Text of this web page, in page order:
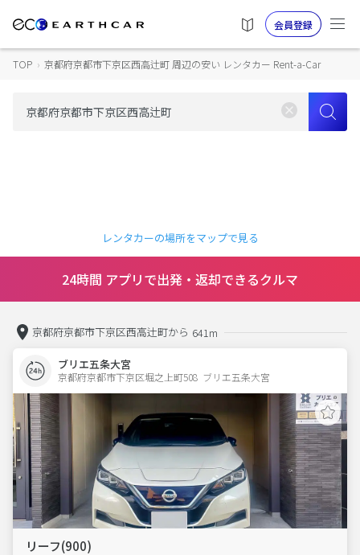
会員登録
TOP › 京都府京都市下京区西高辻町 周辺の安い レンタカー Rent-a-Car
レンタカーの場所をマップで見る
24時間 アプリで出発・返却できるクルマ
京都府京都市下京区西高辻町から 641m
ブリエ五条大宮
京都府京都市下京区堀之上町508  ブリエ五条大宮
リーフ(900)